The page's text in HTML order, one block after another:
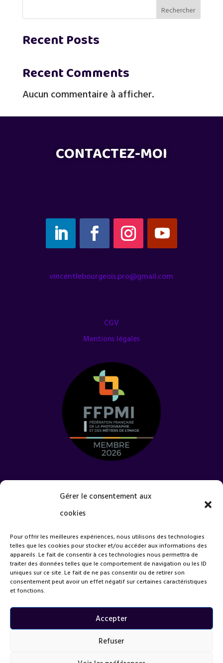
Gérer le consentement aux
cookies
Pour offrir les meilleures expériences, nous utilisons des technologies
telles que les cookies pour stocker et/ou accéder aux informations des
appareils. Le fait de consentir à ces technologies nous permettra de
traiter des données telles que le comportement de navigation ou les ID
uniques sur ce site. Le fait de ne pas consentir ou de retirer son
consentement peut avoir un effet négatif sur certaines caractéristiques
et fonctions.
Accepter
Refuser
Rechercher
Recent Posts
Recent Comments
Aucun commentaire à afficher.
CONTACTEZ-MOI
vincentlebourgeois.pro@gmail.com
CGV
Mentions légales
Quel est votre projet ?